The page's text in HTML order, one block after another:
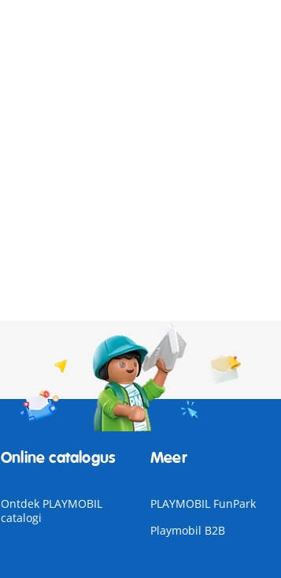
Online catalogus
Ontdek PLAYMOBIL
catalogi
Meer
PLAYMOBIL FunPark
Playmobil B2B